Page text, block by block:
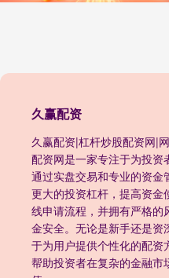
久赢配资
久赢配资|杠杆炒股配资网|
配资网是一家专注于为投资
通过实盘交易和专业的资
更大的投资杠杆，提高资
线申请流程，并拥有严格的
金安全。无论是新手还是资
于为用户提供个性化的配资
帮助投资者在复杂的金融